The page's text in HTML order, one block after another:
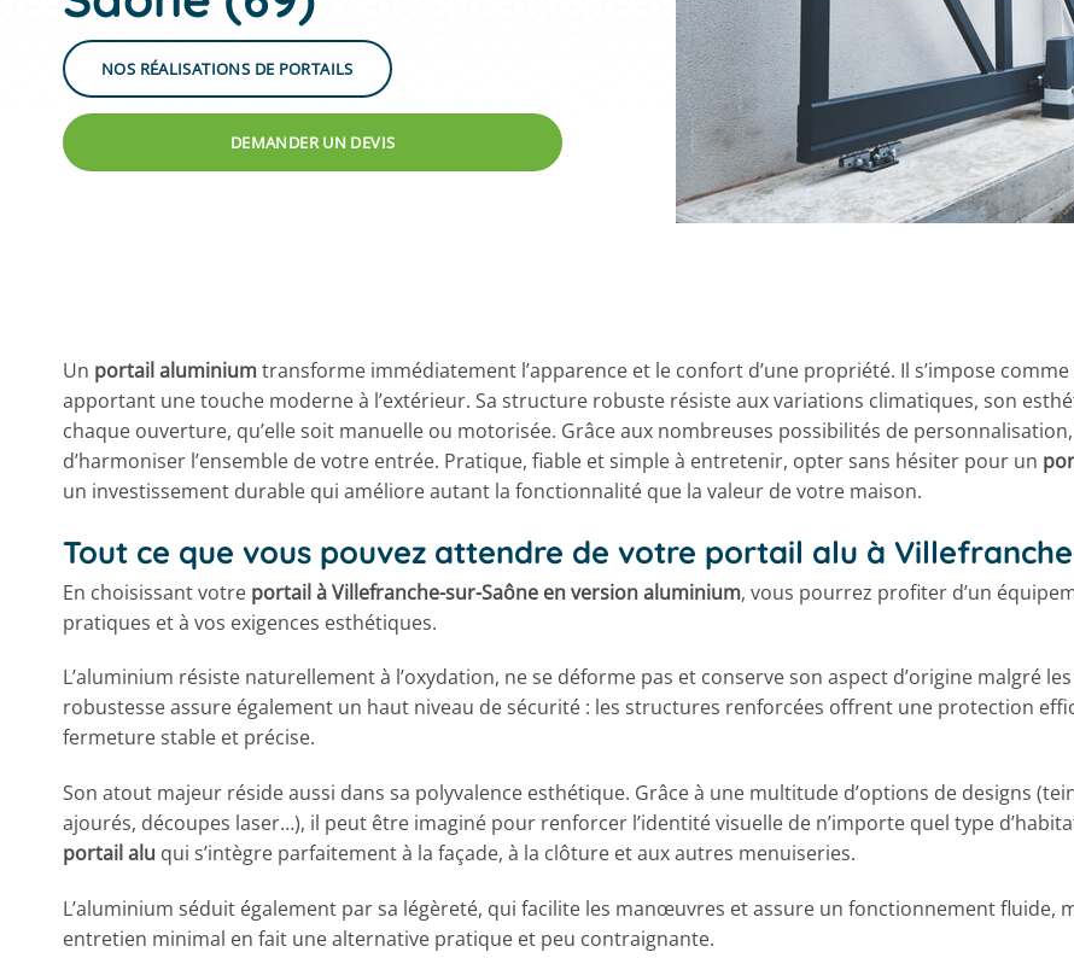
NOS RÉALISATIONS DE PORTAILS
DEMANDER UN DEVIS
Un portail aluminiumtransforme immédiatement l’apparence et le confort d’une propriété. Il s’impose
apportant une touche moderne à l’extérieur. Sa structure robuste résiste aux variations climatiques, son
chaque ouverture, qu’elle soit manuelle ou motorisée. Grâce aux nombreuses possibilités de
d’harmoniser l’ensemble de votre entrée. Pratique, fiable et simple à entretenir, opter sans hésiter pour un
un investissement durable qui améliore autant la fonctionnalité que la valeur de votre maison.
Tout ce que vous pouvez attendre de votre portail alu à
En choisissant votre portail à Villefranche-sur-Saône en version aluminium, vous pourrez profiter d’un
pratiques et à vos exigences esthétiques.
L’aluminium résiste naturellement à l’oxydation, ne se déforme pas et conserve son aspect d’origine malgré
robustesse assure également un haut niveau de sécurité : les structures renforcées offrent une protection
fermeture stable et précise.
Son atout majeur réside aussi dans sa polyvalence esthétique. Grâce à une multitude d’options de designs
ajourés, découpes laser…), il peut être imaginé pour renforcer l’identité visuelle de n’importe quel type
portail alu qui s’intègre parfaitement à la façade, à la clôture et aux autres menuiseries.
L’aluminium séduit également par sa légèreté, qui facilite les manœuvres et assure un fonctionnement fluide,
entretien minimal en fait une alternative pratique et peu contraignante.